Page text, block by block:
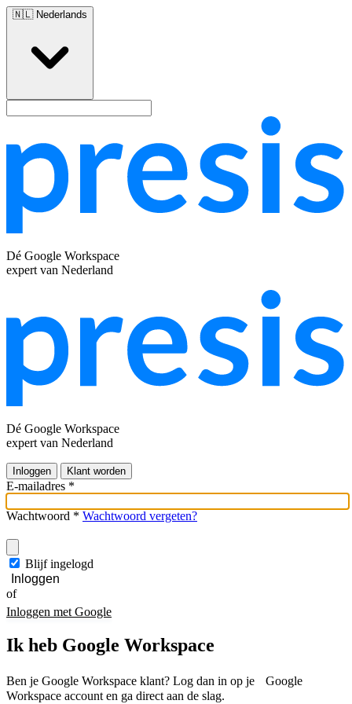
🇳🇱 Nederlands
Dé Google Workspace
expert van Nederland
Dé Google Workspace
expert van Nederland
Inloggen Klant worden
E-mailadres *
Wachtwoord * Wachtwoord vergeten?
Blijf ingelogd
Inloggen
of
Inloggen met Google
Ik heb Google Workspace
Ben je Google Workspace klant? Log dan in op je Google
Workspace account en ga direct aan de slag.